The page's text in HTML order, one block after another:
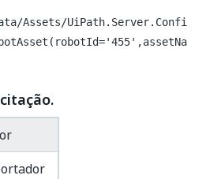
Assets/UiPath.Server.Confi